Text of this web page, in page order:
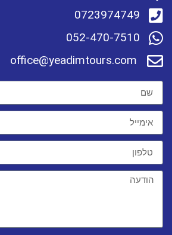
0723974749
052-470-7510